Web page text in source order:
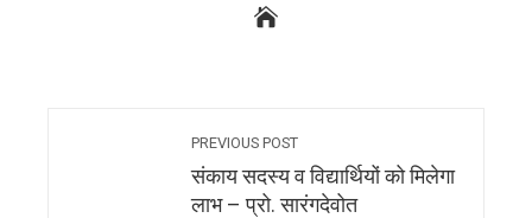
PREVIOUS POST
संकाय सदस्य व विद्यार्थियों को मिलेगा
लाभ – प्रो. सारंगदेवोत